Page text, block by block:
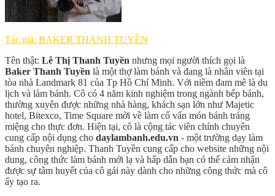
Tác giả: BAKER THANH TUYỀN
Tên thật: Lê Thị Thanh Tuyền nhưng mọi người thích gọi là
Baker Thanh Tuyền là một thợ làm bánh và đang là nhân viên tại
tòa nhà Landmark 81 của Tp Hồ Chí Minh. Với niềm đam mê là du
lịch và làm bánh. Cô có 4 năm kinh nghiệm trong ngành bếp bánh,
thường xuyên được những nhà hàng, khách sạn lớn như Majetic
hotel, Bitexco, Time Square mời về làm cố vấn món bánh tráng
miệng cho thực đơn. Hiện tại, cô là cộng tác viên chính chuyên
cung cấp nội dụng cho daylambanh.edu.vn - một trường dạy làm
bánh chuyên nghiệp. Thanh Tuyền cung cấp cho website những nội
dung, công thức làm bánh mới lạ và hấp dẫn bạn có thể cảm nhận
được sự tâm huyết của cô gái này dành cho những công thức mà cô
ấy tạo ra.